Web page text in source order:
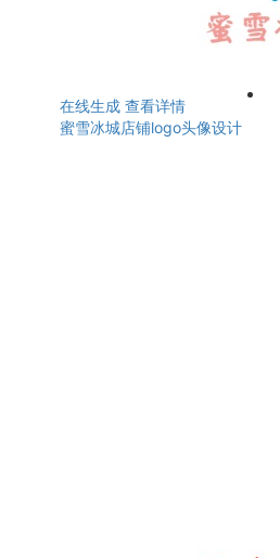
在线生成 查看详情
蜜雪冰城店铺logo头像设计